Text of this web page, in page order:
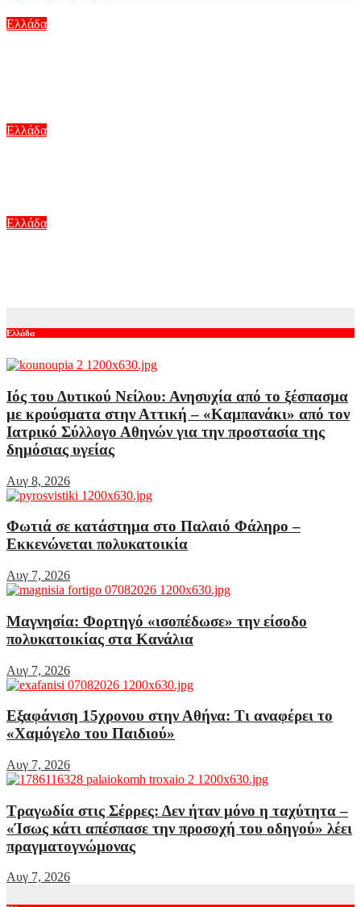
Ελλάδα
Ελλάδα
Ελλάδα
Ελλάδα
Ιός του Δυτικού Νείλου: Ανησυχία από το ξέσπασμα
με κρούσματα στην Αττική – «Καμπανάκι» από τον
Ιατρικό Σύλλογο Αθηνών για την προστασία της
δημόσιας υγείας
Αυγ 8, 2026
Φωτιά σε κατάστημα στο Παλαιό Φάληρο –
Εκκενώνεται πολυκατοικία
Αυγ 7, 2026
Μαγνησία: Φορτηγό «ισοπέδωσε» την είσοδο
πολυκατοικίας στα Κανάλια
Αυγ 7, 2026
Εξαφάνιση 15χρονου στην Αθήνα: Τι αναφέρει το
«Χαμόγελο του Παιδιού»
Αυγ 7, 2026
Τραγωδία στις Σέρρες: Δεν ήταν μόνο η ταχύτητα –
«Ίσως κάτι απέσπασε την προσοχή του οδηγού» λέει
πραγματογνώμονας
Αυγ 7, 2026